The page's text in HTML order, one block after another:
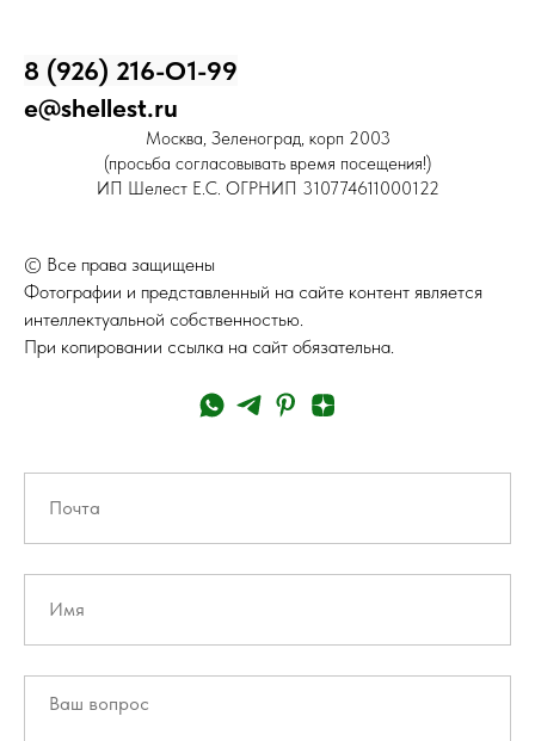
8 (926) 216-О1-99
e@shellest.ru
Москва, Зеленоград, корп 2003
(просьба согласовывать время посещения!)
ИП Шелест Е.С. ОГРНИП 310774611000122
© Все права защищены
Фотографии и представленный на сайте контент является
интеллектуальной собственностью.
При копировании ссылка на сайт обязательна.